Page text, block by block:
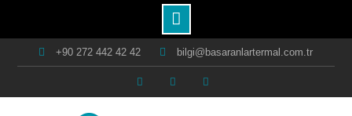
+90 272 442 42 42 bilgi@basaranlartermal.com.tr
FacebookInstagramYoutube